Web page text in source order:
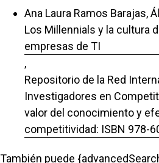
Ana Laura Ramos Barajas,
Los Millennials y la cultura
empresas de TI
,
Repositorio de la Red
Investigadores en
valor del conocimiento y
competitividad: ISBN 978-
También puede